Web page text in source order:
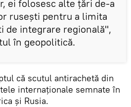
ei folosesc alte țări de-a
rusești pentru a limita
de integrare regională",
în geopolitică.
că scutul antirachetă din
internaționale semnate în
şi Rusia.